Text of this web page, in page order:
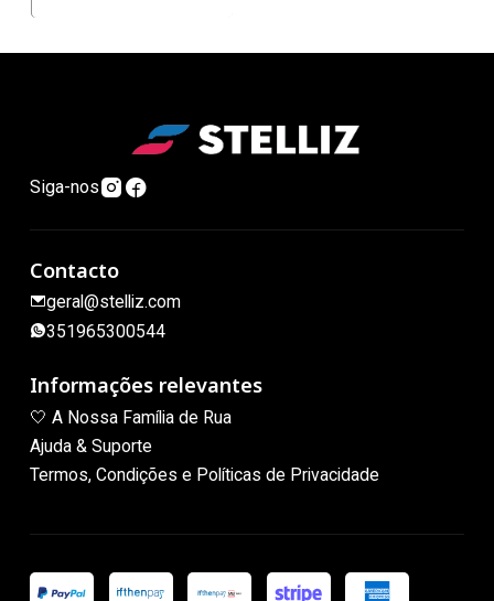
Siga-nos
Contacto
geral@stelliz.com
351965300544
Informações relevantes
🤍 A Nossa Família de Rua
Ajuda & Suporte
Termos, Condições e Políticas de Privacidade